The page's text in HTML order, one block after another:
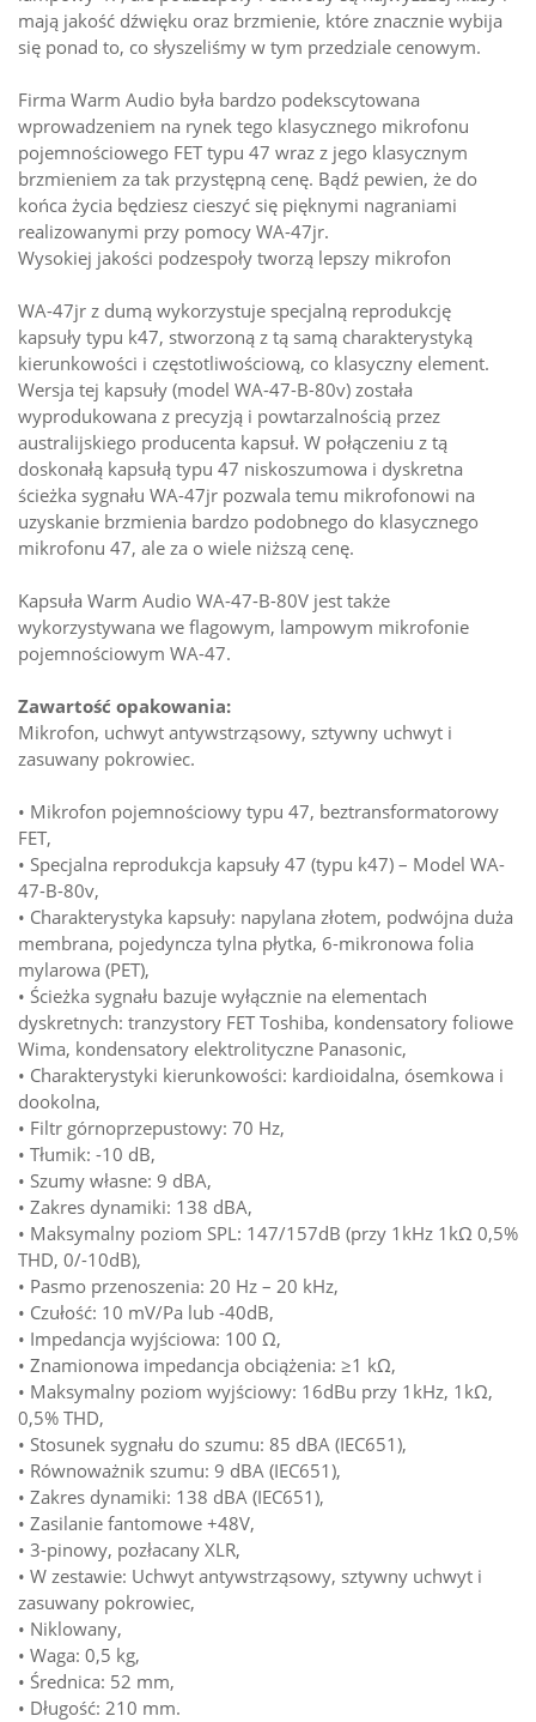
mają jakość dźwięku oraz brzmienie, które znacznie wybija
się ponad to, co słyszeliśmy w tym przedziale cenowym. ​
Firma Warm Audio była bardzo podekscytowana
wprowadzeniem na rynek tego klasycznego mikrofonu
pojemnościowego FET typu 47 wraz z jego klasycznym
brzmieniem za tak przystępną cenę. Bądź pewien, że do
końca życia będziesz cieszyć się pięknymi nagraniami
realizowanymi przy pomocy WA-47jr.
Wysokiej jakości podzespoły tworzą lepszy mikrofon
WA-47jr z dumą wykorzystuje specjalną reprodukcję
kapsuły typu k47, stworzoną z tą samą charakterystyką
kierunkowości i częstotliwościową, co klasyczny element.
Wersja tej kapsuły (model WA-47-B-80v) została
wyprodukowana z precyzją i powtarzalnością przez
australijskiego producenta kapsuł. W połączeniu z tą
doskonałą kapsułą typu 47 niskoszumowa i dyskretna
ścieżka sygnału WA-47jr pozwala temu mikrofonowi na
uzyskanie brzmienia bardzo podobnego do klasycznego
mikrofonu 47, ale za o wiele niższą cenę.
Kapsuła Warm Audio WA-47-B-80V jest także
wykorzystywana we flagowym, lampowym mikrofonie
pojemnościowym WA-47.
Zawartość opakowania:
Mikrofon, uchwyt antywstrząsowy, sztywny uchwyt i
zasuwany pokrowiec.
• Mikrofon pojemnościowy typu 47, beztransformatorowy
FET,
• Specjalna reprodukcja kapsuły 47 (typu k47) – Model WA-
47-B-80v,
• Charakterystyka kapsuły: napylana złotem, podwójna duża
membrana, pojedyncza tylna płytka, 6-mikronowa folia
mylarowa (PET),
• Ścieżka sygnału bazuje wyłącznie na elementach
dyskretnych: tranzystory FET Toshiba, kondensatory foliowe
Wima, kondensatory elektrolityczne Panasonic,
• Charakterystyki kierunkowości: kardioidalna, ósemkowa i
dookolna,
• Filtr górnoprzepustowy: 70 Hz,
• Tłumik: -10 dB,
• Szumy własne: 9 dBA,
• Zakres dynamiki: 138 dBA,
• Maksymalny poziom SPL: 147/157dB (przy 1kHz 1kΩ 0,5%
THD, 0/-10dB),
• Pasmo przenoszenia: 20 Hz – 20 kHz,
• Czułość: 10 mV/Pa lub -40dB,
• Impedancja wyjściowa: 100 Ω,
• Znamionowa impedancja obciążenia: ≥1 kΩ,
• Maksymalny poziom wyjściowy: 16dBu przy 1kHz, 1kΩ,
0,5% THD,
• Stosunek sygnału do szumu: 85 dBA (IEC651),
• Równoważnik szumu: 9 dBA (IEC651),
• Zakres dynamiki: 138 dBA (IEC651),
• Zasilanie fantomowe +48V,
• 3-pinowy, pozłacany XLR,
• W zestawie: Uchwyt antywstrząsowy, sztywny uchwyt i
zasuwany pokrowiec,
• Niklowany,
• Waga: 0,5 kg,
• Średnica: 52 mm,
• Długość: 210 mm.